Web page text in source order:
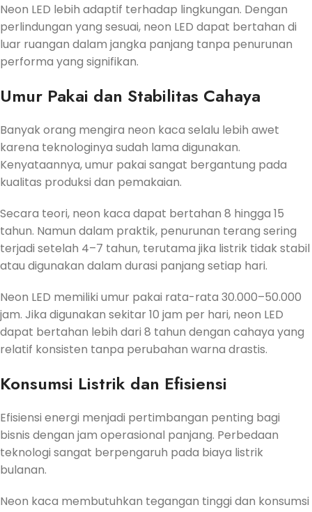
Neon LED lebih adaptif terhadap lingkungan. Dengan
perlindungan yang sesuai, neon LED dapat bertahan di
luar ruangan dalam jangka panjang tanpa penurunan
performa yang signifikan.
Umur Pakai dan Stabilitas Cahaya
Banyak orang mengira neon kaca selalu lebih awet
karena teknologinya sudah lama digunakan.
Kenyataannya, umur pakai sangat bergantung pada
kualitas produksi dan pemakaian.
Secara teori, neon kaca dapat bertahan 8 hingga 15
tahun. Namun dalam praktik, penurunan terang sering
terjadi setelah 4–7 tahun, terutama jika listrik tidak stabil
atau digunakan dalam durasi panjang setiap hari.
Neon LED memiliki umur pakai rata-rata 30.000–50.000
jam. Jika digunakan sekitar 10 jam per hari, neon LED
dapat bertahan lebih dari 8 tahun dengan cahaya yang
relatif konsisten tanpa perubahan warna drastis.
Konsumsi Listrik dan Efisiensi
Efisiensi energi menjadi pertimbangan penting bagi
bisnis dengan jam operasional panjang. Perbedaan
teknologi sangat berpengaruh pada biaya listrik
bulanan.
Neon kaca membutuhkan tegangan tinggi dan konsumsi